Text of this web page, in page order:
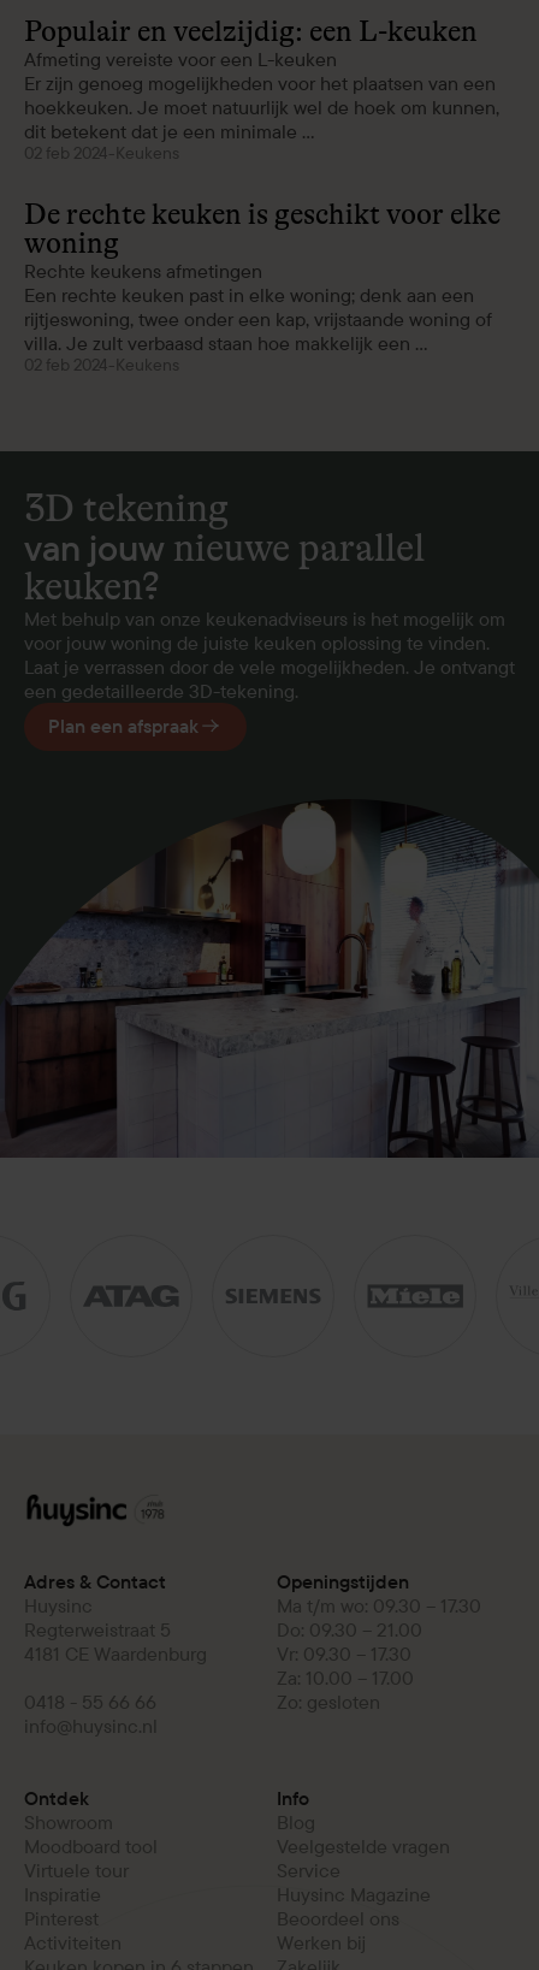
Populair en veelzijdig: een L-keuken
Afmeting vereiste voor een L-keuken
Er zijn genoeg mogelijkheden voor het plaatsen van een
hoekkeuken. Je moet natuurlijk wel de hoek om kunnen,
dit betekent dat je een minimale ...
02 feb 2024- Keukens
De rechte keuken is geschikt voor elke
woning
Rechte keukens afmetingen
Een rechte keuken past in elke woning; denk aan een
rijtjeswoning, twee onder een kap, vrijstaande woning of
villa. Je zult verbaasd staan hoe makkelijk een ...
02 feb 2024- Keukens
3D tekening
van jouw nieuwe parallel
keuken?
Met behulp van onze keukenadviseurs is het mogelijk om
voor jouw woning de juiste keuken oplossing te vinden.
Laat je verrassen door de vele mogelijkheden. Je ontvangt
een gedetailleerde 3D-tekening.
Plan een afspraak
Adres & Contact
Huysinc
Regterweistraat 5
4181 CE Waardenburg
0418 - 55 66 66
info@huysinc.nl
Openingstijden
Ma t/m wo: 09.30 – 17.30
Do: 09.30 – 21.00
Vr: 09.30 – 17.30
Za: 10.00 – 17.00
Zo: gesloten
Ontdek
Showroom
Moodboard tool
Virtuele tour
Inspiratie
Pinterest
Activiteiten
Info
Blog
Veelgestelde vragen
Service
Huysinc Magazine
Beoordeel ons
Werken bij